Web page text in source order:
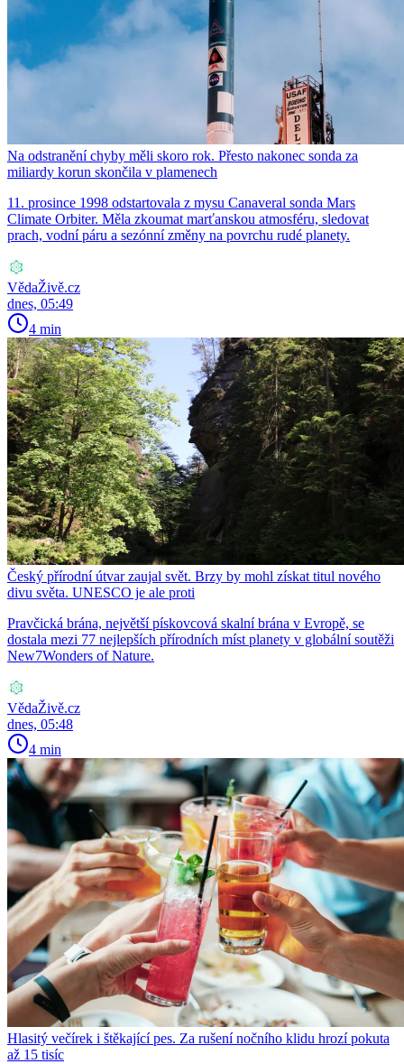
Na odstranění chyby měli skoro rok. Přesto nakonec sonda za
miliardy korun skončila v plamenech
11. prosince 1998 odstartovala z mysu Canaveral sonda Mars
Climate Orbiter. Měla zkoumat marťanskou atmosféru, sledovat
prach, vodní páru a sezónní změny na povrchu rudé planety.
VědaŽivě.cz
dnes, 05:49
4 min
Český přírodní útvar zaujal svět. Brzy by mohl získat titul nového
divu světa. UNESCO je ale proti
Pravčická brána, největší pískovcová skalní brána v Evropě, se
dostala mezi 77 nejlepších přírodních míst planety v globální soutěži
New7Wonders of Nature.
VědaŽivě.cz
dnes, 05:48
4 min
Hlasitý večírek i štěkající pes. Za rušení nočního klidu hrozí pokuta
až 15 tisíc